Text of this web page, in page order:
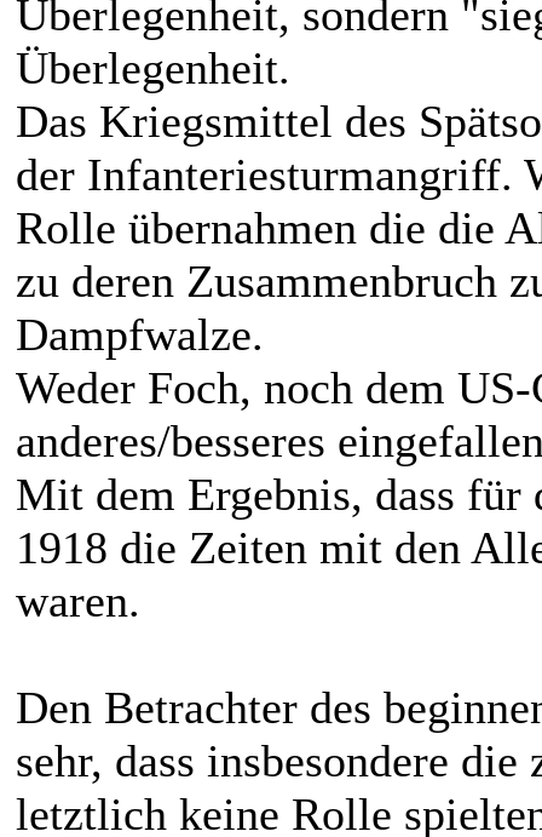
Überlegenheit, sondern
Überlegenheit.
Das Kriegsmittel des
der Infanteriesturmangriff.
Rolle übernahmen die die
zu deren Zusammenbruch
Dampfwalze.
Weder Foch, noch dem
anderes/besseres
Mit dem Ergebnis, dass
1918 die Zeiten mit den
waren.
Den Betrachter des
sehr, dass insbesondere die
letztlich keine Rolle